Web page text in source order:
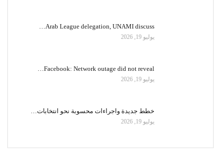
Arab League delegation, UNAMI discuss…
يوليو 19, 2026
Facebook: Network outage did not reveal…
يوليو 19, 2026
خطط جديدة واجراءات محسوبة نحو انتخابات…
يوليو 19, 2026